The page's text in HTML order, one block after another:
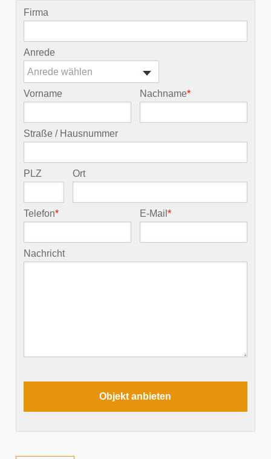
Firma
Anrede
Anrede wählen
Vorname Nachname*
Straße / Hausnummer
PLZ Ort
Telefon* E-Mail*
Nachricht